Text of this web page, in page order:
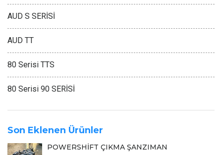
AUD S SERİSİ
AUD TT
80 Serisi TTS
80 Serisi 90 SERİSİ
Son Eklenen Ürünler
POWERSHİFT ÇIKMA ŞANZIMAN